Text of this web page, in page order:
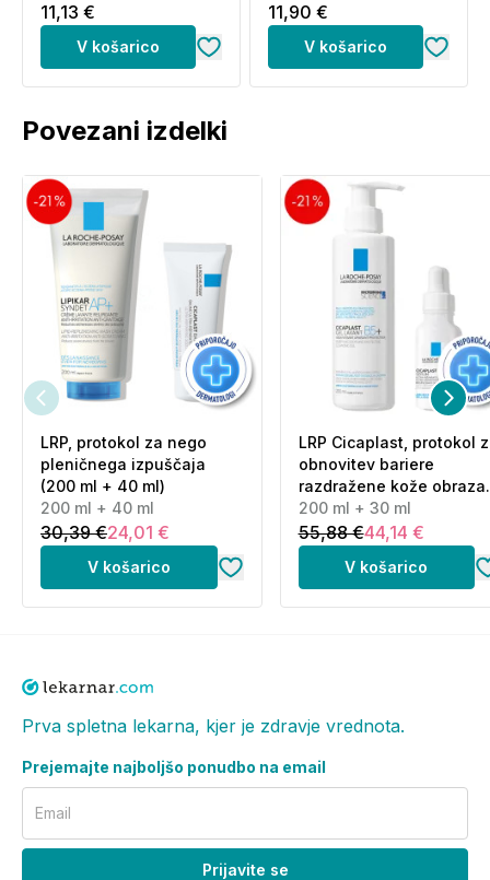
11,13 €
V košarico
11,90 €
V košarico
Povezani izdelki
LRP, protokol za nego
pleničnega izpuščaja
(200 ml + 40 ml)
200 ml + 40 ml
30,39 €24,01 €
V košarico
LRP Cicaplast, protokol
obnovitev bariere
razdražene kože obraza
(200 ml + 30 ml)
200 ml + 30 ml
55,88 €44,14 €
V košarico
Prva spletna lekarna, kjer je zdravje vrednota.
Prejemajte najboljšo ponudbo na email
Email
Prijavite se